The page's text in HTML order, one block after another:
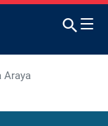
Araya